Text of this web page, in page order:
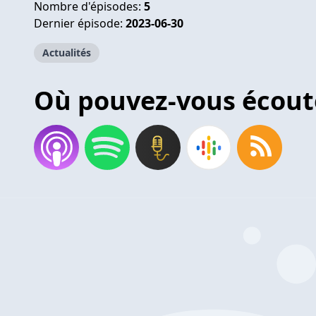
Nombre d'épisodes: 5
Dernier épisode: 2023-06-30
Actualités
Où pouvez-vous